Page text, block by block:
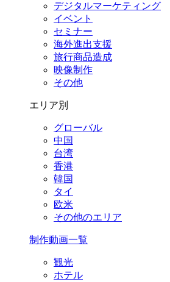
デジタルマーケティング
イベント
セミナー
海外進出支援
旅行商品造成
映像制作
その他
エリア別
グローバル
中国
台湾
香港
韓国
タイ
欧米
その他のエリア
制作動画一覧
観光
ホテル